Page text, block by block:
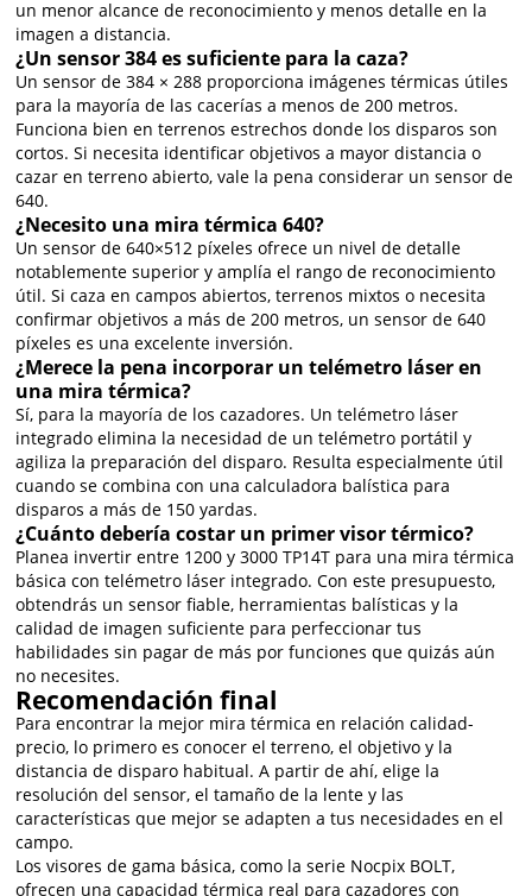
un menor alcance de reconocimiento y menos detalle en la
imagen a distancia.
¿Un sensor 384 es suficiente para la caza?
Un sensor de 384 × 288 proporciona imágenes térmicas útiles
para la mayoría de las cacerías a menos de 200 metros.
Funciona bien en terrenos estrechos donde los disparos son
cortos. Si necesita identificar objetivos a mayor distancia o
cazar en terreno abierto, vale la pena considerar un sensor de
640.
¿Necesito una mira térmica 640?
Un sensor de 640×512 píxeles ofrece un nivel de detalle
notablemente superior y amplía el rango de reconocimiento
útil. Si caza en campos abiertos, terrenos mixtos o necesita
confirmar objetivos a más de 200 metros, un sensor de 640
píxeles es una excelente inversión.
¿Merece la pena incorporar un telémetro láser en
una mira térmica?
Sí, para la mayoría de los cazadores. Un telémetro láser
integrado elimina la necesidad de un telémetro portátil y
agiliza la preparación del disparo. Resulta especialmente útil
cuando se combina con una calculadora balística para
disparos a más de 150 yardas.
¿Cuánto debería costar un primer visor térmico?
Planea invertir entre 1200 y 3000 TP14T para una mira térmica
básica con telémetro láser integrado. Con este presupuesto,
obtendrás un sensor fiable, herramientas balísticas y la
calidad de imagen suficiente para perfeccionar tus
habilidades sin pagar de más por funciones que quizás aún
no necesites.
Recomendación final
Para encontrar la mejor mira térmica en relación calidad-
precio, lo primero es conocer el terreno, el objetivo y la
distancia de disparo habitual. A partir de ahí, elige la
resolución del sensor, el tamaño de la lente y las
características que mejor se adapten a tus necesidades en el
campo.
Los visores de gama básica, como la serie Nocpix BOLT,
ofrecen una capacidad térmica real para cazadores con